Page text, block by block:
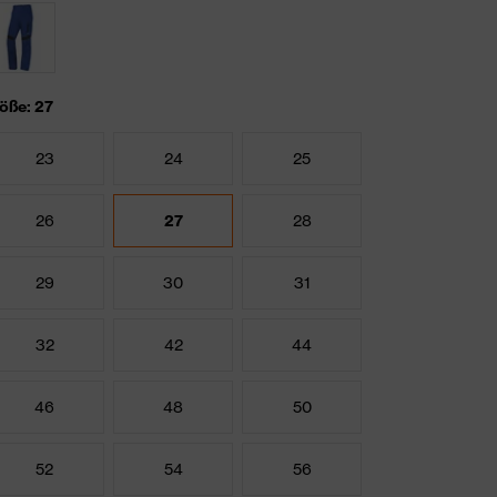
27
23 24 25
26 27 28
29 30 31
32 42 44
46 48 50
52 54 56